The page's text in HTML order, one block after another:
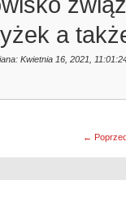
a
Kwietnia 16, 2021,
←